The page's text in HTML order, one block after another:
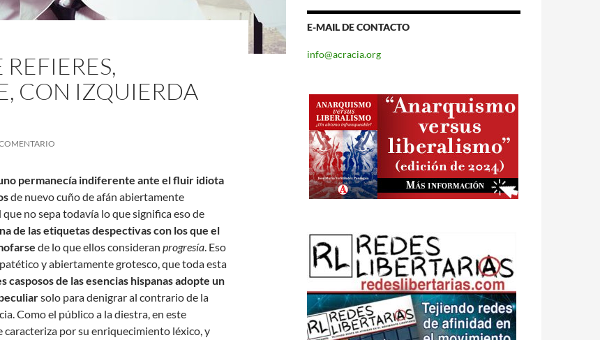
REFIERES,
CON IZQUIERDA
permanecía indiferente ante el fluir idiota
de nuevo cuño de afán abiertamente
no sepa todavía lo que significa eso de
de las etiquetas despectivas con los que el
de lo que ellos consideran progresía. Eso
y abiertamente grotesco, que toda esta
casposos de las esencias hispanas adopte un
solo para denigrar al contrario de la
Como el público a la diestra, en este
caracteriza por su enriquecimiento léxico, y
E-MAIL DE CONTACTO
info@acracia.org